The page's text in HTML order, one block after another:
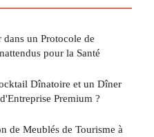
un Protocole de
pour la Santé
Dînatoire et un Dîner
Premium ?
de Meublés de Tourisme à